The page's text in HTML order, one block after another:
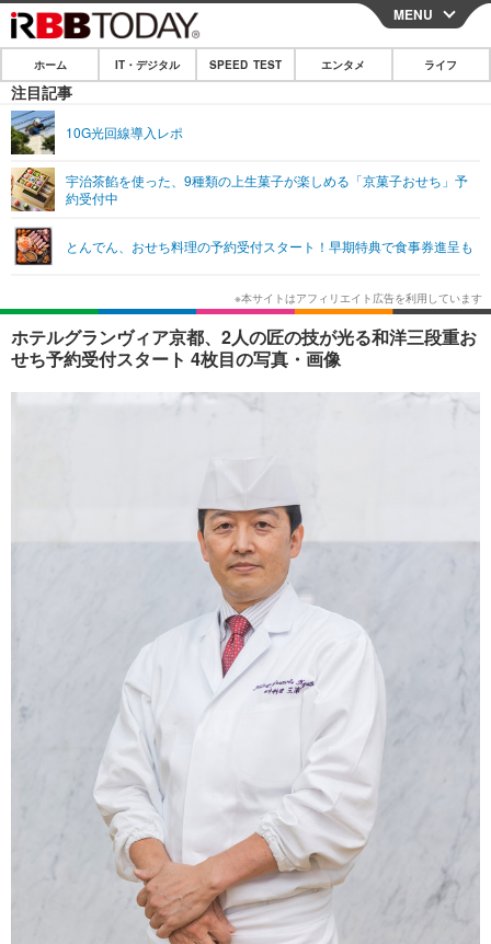
CLOSE
ホーム
IT・デジタル
ネタ
ショッピング その他
SPEED TEST
エンタメ
エンタメTOP 映画・ドラマ
韓国・芸能
音楽 スポーツ
ライフ
ライフTOP グルメ
ペット ショッピング
リリース一覧
プッシュ通知の停止方法
MENU
ホーム IT・デジタル SPEED TEST エンタメ ライフ
注目記事
10G光回線導入レポ
宇治茶餡を使った、9種類の上生菓子が楽しめる「京菓子おせち」予
約受付中
とんでん、おせち料理の予約受付スタート！早期特典で食事券進呈も
ホテルグランヴィア京都、2人の匠の技が光る和洋三段重お
せち予約受付スタート 4枚目の写真・画像